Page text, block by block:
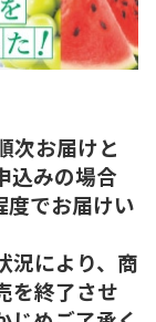
次お届けと
込みの場合
でお届けい
況により、商
を終了させ